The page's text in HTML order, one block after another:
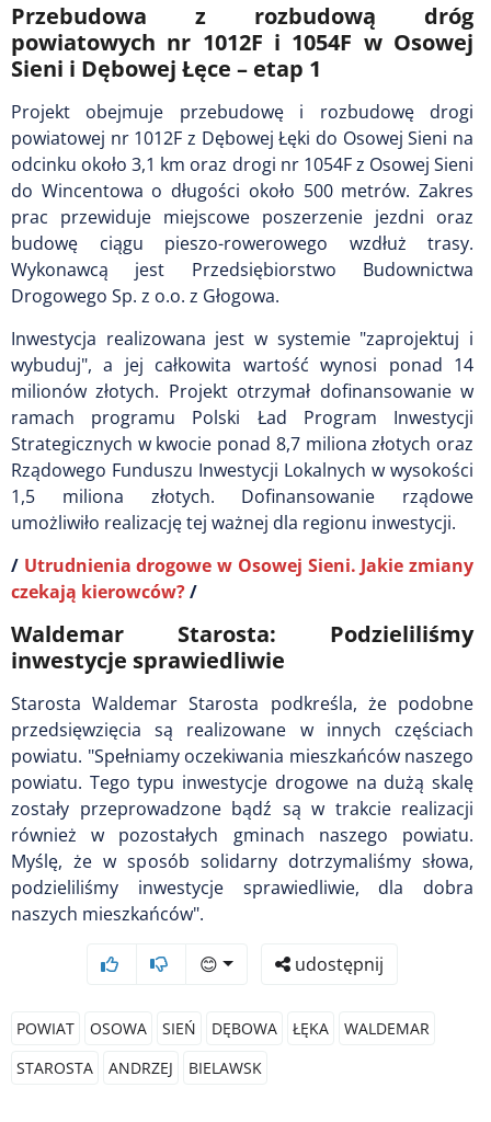
Przebudowa z rozbudową dróg
powiatowych nr 1012F i 1054F w Osowej
Sieni i Dębowej Łęce – etap 1
Projekt obejmuje przebudowę i rozbudowę drogi
powiatowej nr 1012F z Dębowej Łęki do Osowej Sieni na
odcinku około 3,1 km oraz drogi nr 1054F z Osowej Sieni
do Wincentowa o długości około 500 metrów. Zakres
prac przewiduje miejscowe poszerzenie jezdni oraz
budowę ciągu pieszo-rowerowego wzdłuż trasy.
Wykonawcą jest Przedsiębiorstwo Budownictwa
Drogowego Sp. z o.o. z Głogowa.
Inwestycja realizowana jest w systemie "zaprojektuj i
wybuduj", a jej całkowita wartość wynosi ponad 14
milionów złotych. Projekt otrzymał dofinansowanie w
ramach programu Polski Ład Program Inwestycji
Strategicznych w kwocie ponad 8,7 miliona złotych oraz
Rządowego Funduszu Inwestycji Lokalnych w wysokości
1,5 miliona złotych. Dofinansowanie rządowe
umożliwiło realizację tej ważnej dla regionu inwestycji.
/ Utrudnienia drogowe w Osowej Sieni. Jakie zmiany
czekają kierowców?/
Waldemar Starosta: Podzieliliśmy
inwestycje sprawiedliwie
Starosta Waldemar Starosta podkreśla, że podobne
przedsięwzięcia są realizowane w innych częściach
powiatu. "Spełniamy oczekiwania mieszkańców naszego
powiatu. Tego typu inwestycje drogowe na dużą skalę
zostały przeprowadzone bądź są w trakcie realizacji
również w pozostałych gminach naszego powiatu.
Myślę, że w sposób solidarny dotrzymaliśmy słowa,
podzieliliśmy inwestycje sprawiedliwie, dla dobra
naszych mieszkańców".
😊 udostępnij
POWIAT OSOWA SIEŃ DĘBOWA ŁĘKA
WALDEMAR
STAROSTA
ANDRZEJ BIELAWSK